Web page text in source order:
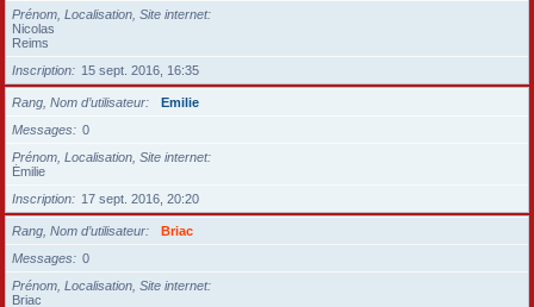
Prénom, Localisation, Site internet
Nicolas
Reims
Inscription
15 sept. 2016, 16:35
Rang, Nom d’utilisateur
Emilie
Messages
0
Prénom, Localisation, Site internet
Émilie
Inscription
17 sept. 2016, 20:20
Rang, Nom d’utilisateur
Briac
Messages
0
Prénom, Localisation, Site internet
Briac